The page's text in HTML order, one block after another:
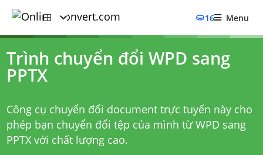
16 Menu
Trình chuyển đổi WPD sang
PPTX
Công cụ chuyển đổi document trực tuyến này cho
phép bạn chuyển đổi tệp của mình từ WPD sang
PPTX với chất lượng cao.